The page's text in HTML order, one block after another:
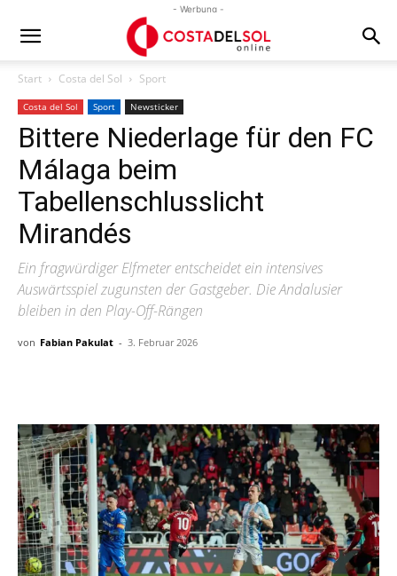
- Werbung -
Start Costa del Sol Sport
Costa del Sol Sport Newsticker
Bittere Niederlage für den FC
Málaga beim
Tabellenschlusslicht
Mirandés
Ein fragwürdiger Elfmeter entscheidet ein intensives
Auswärtsspiel zugunsten der Gastgeber. Die Andalusier
bleiben in den Play-Off-Rängen
von Fabian Pakulat - 3. Februar 2026